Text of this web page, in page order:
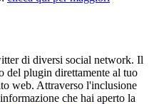
di diversi social network. Il
del plugin direttamente al tuo
web. Attraverso l'inclusione
che hai aperto la